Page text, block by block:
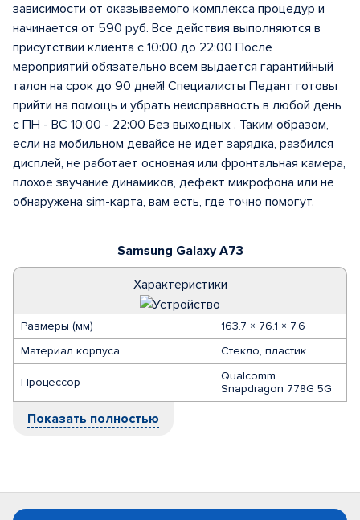
Samsung Galaxy A73
Характеристики
Размеры (мм)
163.7 × 76.1 × 7.6
Материал корпуса
Стекло, пластик
Процессор
Qualcomm
Snapdragon 778G 5G
Показать полностью
зависимости от оказываемого комплекса процедур и
начинается от 590 руб. Все действия выполняются в
присутствии клиента с 10:00 до 22:00 После
мероприятий обязательно всем выдается гарантийный
талон на срок до 90 дней! Специалисты Педант готовы
прийти на помощь и убрать неисправность в любой день
с ПН - ВС 10:00 - 22:00 Без выходных . Таким образом,
если на мобильном девайсе не идет зарядка, разбился
дисплей, не работает основная или фронтальная камера,
плохое звучание динамиков, дефект микрофона или не
обнаружена sim-карта, вам есть, где точно помогут.